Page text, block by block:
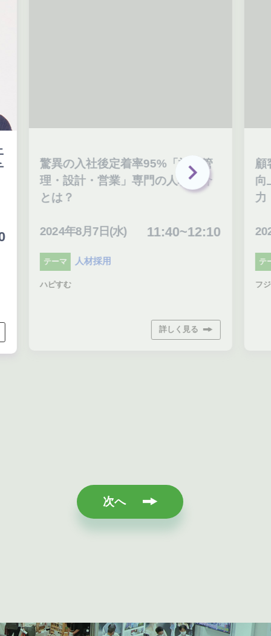
驚異の入社後定着率95%「施工管
理・設計・営業」専門の人材紹介
とは？
2024年8月7日(水) 11:40~12:10
テーマ 人材採用
ハピすむ
詳しく見る
顧
向
力
テ
フ
次へ